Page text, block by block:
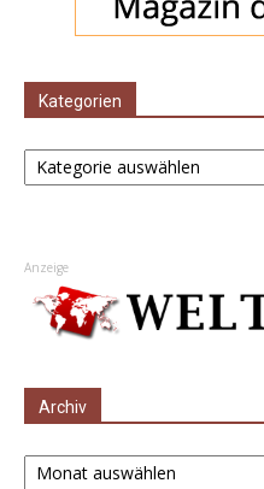
Kategorien
Kategorien
Anzeige
Archiv
Archiv